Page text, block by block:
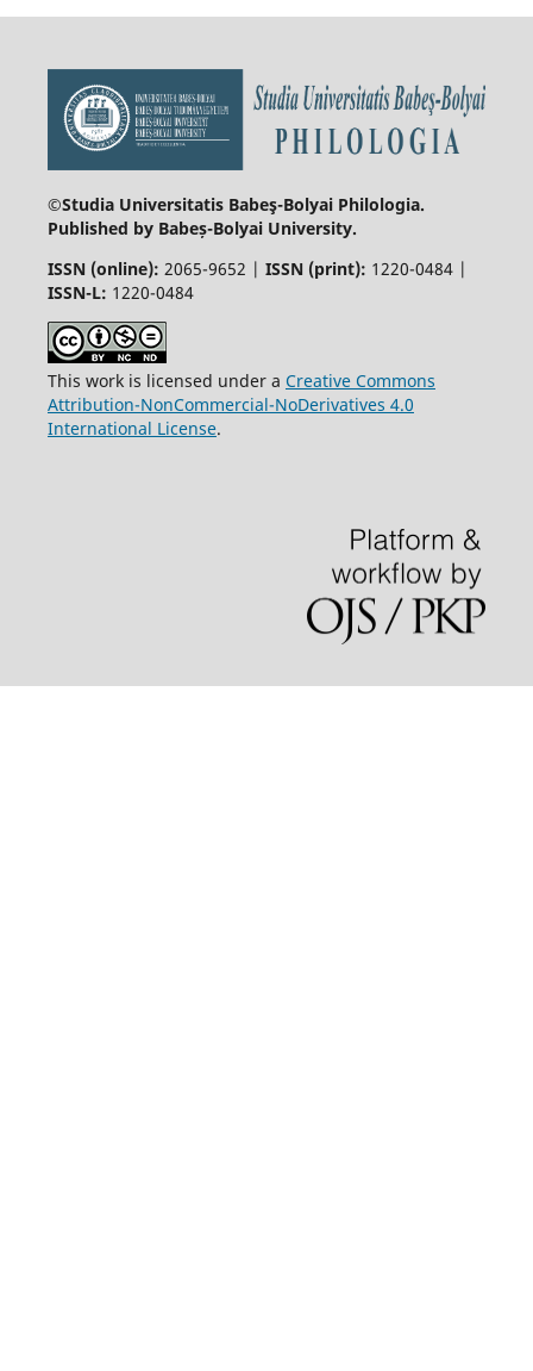
©Studia Universitatis Babeş-Bolyai Philologia.
Published by Babeș-Bolyai University.
ISSN (online): 2065-9652 | ISSN (print): 1220-0484 |
ISSN-L: 1220-0484
This work is licensed under a Creative Commons
Attribution-NonCommercial-NoDerivatives 4.0
International License.